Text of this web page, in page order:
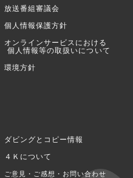
放送番組審議会
個人情報保護方針
オンラインサービスにおける
個人情報等の取扱いについて
環境方針
ダビングとコピー情報
４Ｋについて
ご意見・ご感想・お問い合わせ